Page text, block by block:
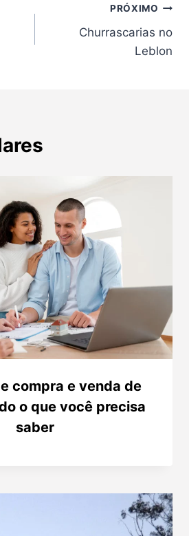
PRÓXIMO
Churrascarias no
Leblon
compra e venda de
o que você precisa
saber